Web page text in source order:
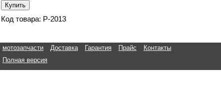
Код товара: P-2013
мотозапчасти Доставка Гарантия Прайс
Контакты
Полная версия